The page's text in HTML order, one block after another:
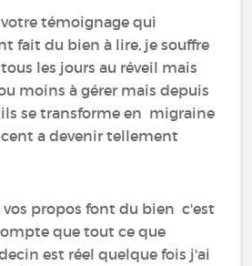
témoignage qui
fait du bien à lire, je souffre
les jours au réveil mais
moins à gérer mais depuis
se transforme en migraine
a devenir tellement
propos font du bien c'est
que tout ce que
est réel quelque fois j'ai